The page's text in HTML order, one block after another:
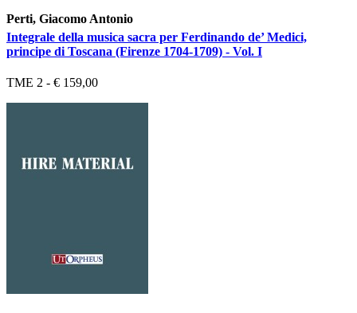
Perti, Giacomo Antonio
Integrale della musica sacra per Ferdinando de’ Medici,
principe di Toscana (Firenze 1704-1709) - Vol. I
TME 2 - € 159,00